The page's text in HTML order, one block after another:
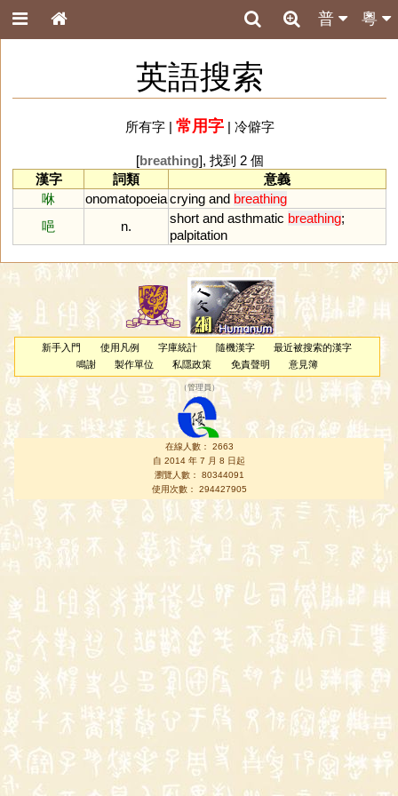
粵
普
英語搜索
所有字| 常用字| 冷僻字
[breathing], 找到 2 個
漢字
詞類
意義
咻
onomatopoeiacrying and breathing
唈
n.
short and asthmatic breathing;
palpitation
新手入門 使用凡例 字庫統計 隨機漢字
最近被搜索的漢字
鳴謝
製作單位 私隱政策 免責聲明 意見簿
（管理員 ）
在線人數： 2663
自 2014 年 7 月 8 日起
瀏覽人數： 80344091
使用次數： 294427905